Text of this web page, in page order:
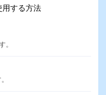
する方法
。